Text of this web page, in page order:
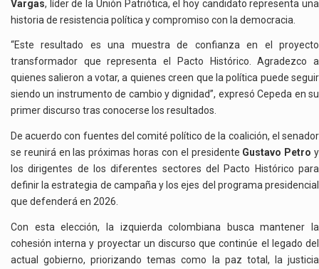
Vargas, líder de la Unión Patriótica, el hoy candidato representa una
historia de resistencia política y compromiso con la democracia.
“Este resultado es una muestra de confianza en el proyecto
transformador que representa el Pacto Histórico. Agradezco a
quienes salieron a votar, a quienes creen que la política puede seguir
siendo un instrumento de cambio y dignidad”, expresó Cepeda en su
primer discurso tras conocerse los resultados.
De acuerdo con fuentes del comité político de la coalición, el senador
se reunirá en las próximas horas con el presidente Gustavo Petro y
los dirigentes de los diferentes sectores del Pacto Histórico para
definir la estrategia de campaña y los ejes del programa presidencial
que defenderá en 2026.
Con esta elección, la izquierda colombiana busca mantener la
cohesión interna y proyectar un discurso que continúe el legado del
actual gobierno, priorizando temas como la paz total, la justicia